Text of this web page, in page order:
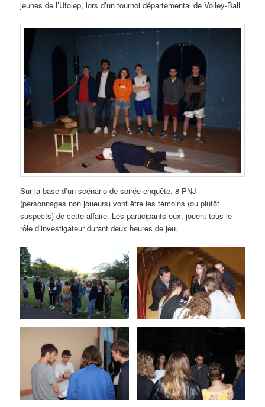
jeunes de l’Ufolep, lors d’un tournoi départemental de Volley-Ball.
Sur la base d’un scénario de soirée enquête, 8 PNJ
(personnages non joueurs) vont être les témoins (ou plutôt
suspects) de cette affaire. Les participants eux, jouent tous le
rôle d’investigateur durant deux heures de jeu.